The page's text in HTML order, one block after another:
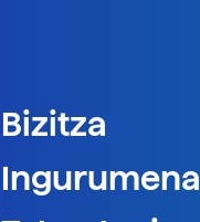
Bizitza
Ingurumena